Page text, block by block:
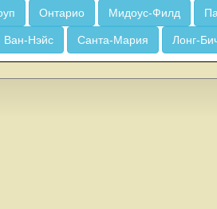
Онтарио Мидоус-Филд
Ван-Нэйс Санта-Мария Лонг-